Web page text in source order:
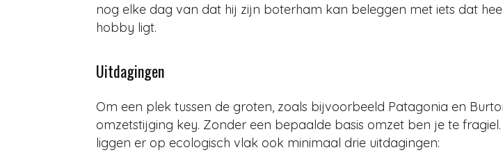
nog elke dag van dat hij zijn boterham kan beleggen met iets dat
hobby ligt.
Uitdagingen
Om een plek tussen de groten, zoals bijvoorbeeld Patagonia en
omzetstijging key. Zonder een bepaalde basis omzet ben je te
liggen er op ecologisch vlak ook minimaal drie uitdagingen: